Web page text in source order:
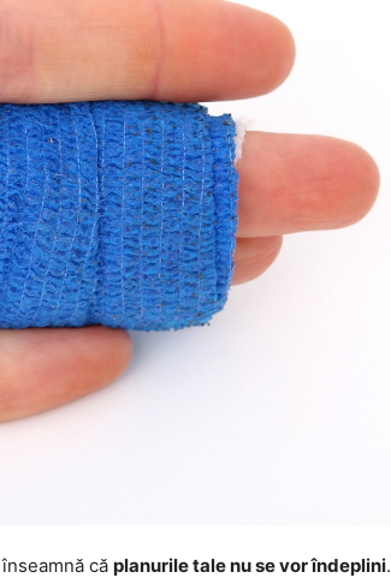
că planurile tale nu se vor îndeplini.